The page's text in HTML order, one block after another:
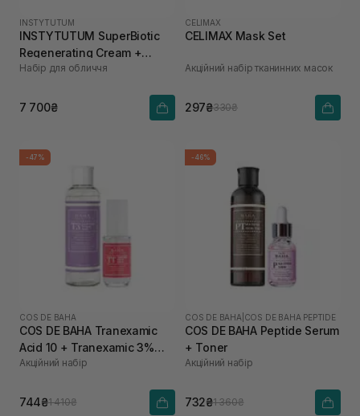
INSTYTUTUM
INSTYTUTUM SuperBiotic
Regenerating Cream +
REFILL POD 50 мл, 50 мл
Набір для обличчя
7 700₴
CELIMAX
CELIMAX Mask Set
Акційний набір тканинних масок
297₴330₴
-47%
COS DE BAHA
COS DE BAHA Tranexamic
Acid 10 + Tranexamic 3%
LMW HA Toner
Акційний набір
744₴1 410₴
-46%
COS DE BAHA COS DE BAHA PEPTIDE
COS DE BAHA Peptide Serum
+ Toner
Акційний набір
732₴1 360₴